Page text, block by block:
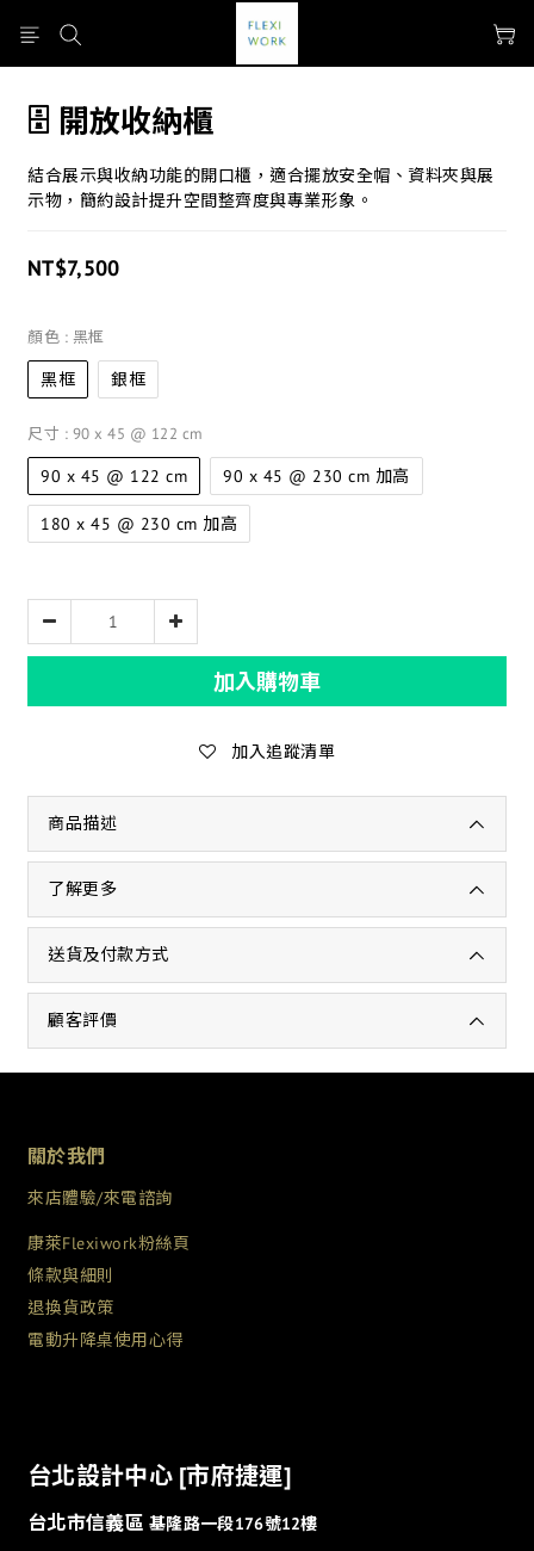
🗄️ 開放收納櫃
結合展示與收納功能的開口櫃，適合擺放安全帽、資料夾與展
示物，簡約設計提升空間整齊度與專業形象。
NT$7,500
顏色 : 黑框
黑框 銀框
尺寸 : 90 x 45 @ 122 cm
90 x 45 @ 122 cm 90 x 45 @ 230 cm 加高
180 x 45 @ 230 cm 加高
加入購物車
加入追蹤清單
商品描述
了解更多
送貨及付款方式
顧客評價
關於我們
來店體驗/來電諮詢
康萊Flexiwork粉絲頁
條款與細則
退換貨政策
電動升降桌使用心得
台北設計中心 [市府捷運]
台北市信義區基隆路一段176號12樓